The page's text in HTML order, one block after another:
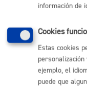
Padrón Municipal
personas extranjeras
información de
Cookies
Estas cookies
ejemplo, el
puede que